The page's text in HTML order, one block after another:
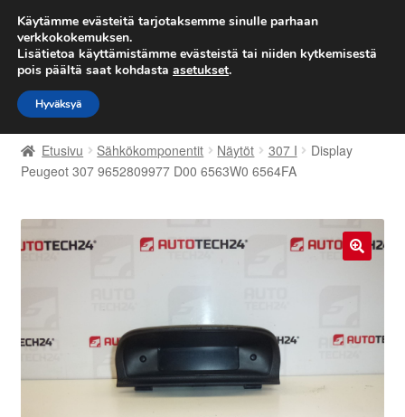
TOIMITUS alkaen 7 EUR
Siirry
navigointiin
Siirry
sisältöön
Etusivu
Kärry
Maailmanlaajuinen toimitus
Etusivu Sähkökomponentit Näytöt 307 I
Display
Peugeot 307 9652809977 D00 6563W0 6564FA
Käytämme evästeitä tarjotaksemme sinulle parhaan
verkkokokemuksen.
Lisätietoa käyttämistämme evästeistä tai niiden kytkemisestä
pois päältä saat kohdasta asetukset.
Hyväksyä